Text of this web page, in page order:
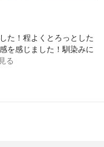
た！程よくとろっとした
を感じました！馴染みに
る